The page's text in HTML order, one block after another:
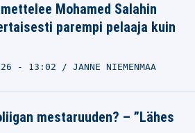
Mohamed Salahin
parempi pelaaja kuin
- 13:02 JANNE NIEMENMAA
mestaruuden? – ”Lähes